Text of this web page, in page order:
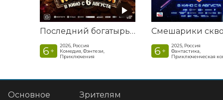
Последний богатырь. Колобок
6 +
2026, Россия
Комедия, Фэнтези,
Приключения
6 +
2025, Россия
Фантастика,
Приключенческая
Основное
Зрителям